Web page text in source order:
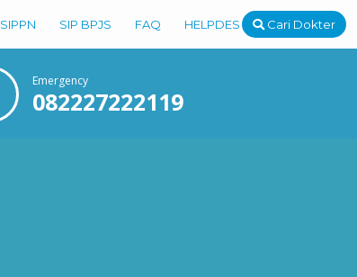
SIPPN SIP BPJS FAQ HELPDESK Cari Dokter
Emergency
082227222119